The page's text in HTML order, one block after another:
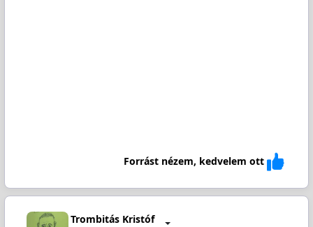
Forrást nézem, kedvelem ott
Trombitás Kristóf